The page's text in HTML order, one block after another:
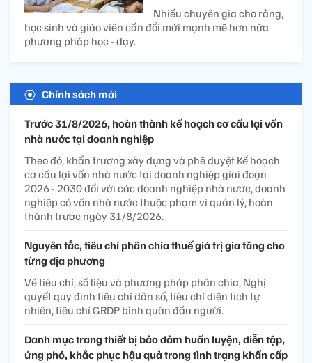
Nhiều chuyên gia cho rằng,
học sinh và giáo viên cần đổi mới mạnh mẽ hơn nữa
phương pháp học - dạy.
Chính sách mới
Trước 31/8/2026, hoàn thành kế hoạch cơ cấu lại vốn
nhà nước tại doanh nghiệp
Theo đó, khẩn trương xây dựng và phê duyệt Kế hoạch
cơ cấu lại vốn nhà nước tại doanh nghiệp giai đoạn
2026 - 2030 đối với các doanh nghiệp nhà nước, doanh
nghiệp có vốn nhà nước thuộc phạm vi quản lý, hoàn
thành trước ngày 31/8/2026.
Nguyên tắc, tiêu chí phân chia thuế giá trị gia tăng cho
từng địa phương
Về tiêu chí, số liệu và phương pháp phân chia, Nghị
quyết quy định tiêu chí dân số, tiêu chí diện tích tự
nhiên, tiêu chí GRDP bình quân đầu người.
Danh mục trang thiết bị bảo đảm huấn luyện, diễn tập,
ứng phó, khắc phục hậu quả trong tình trạng khẩn cấp